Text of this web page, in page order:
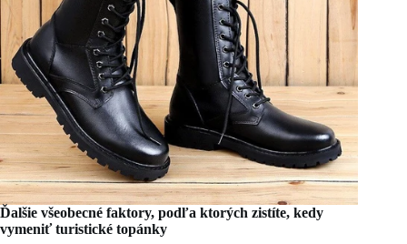
Ďalšie všeobecné faktory, podľa ktorých zistíte, kedy
vymeniť turistické topánky